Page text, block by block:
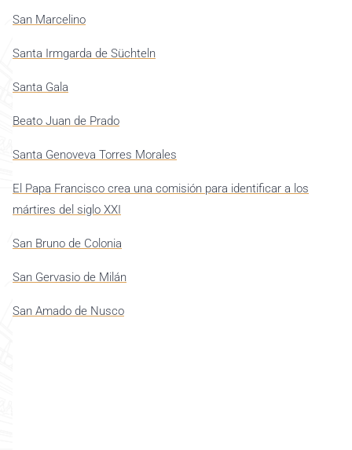
San Marcelino
Santa Irmgarda de Süchteln
Santa Gala
Beato Juan de Prado
Santa Genoveva Torres Morales
El Papa Francisco crea una comisión para identificar a los
mártires del siglo XXI
San Bruno de Colonia
San Gervasio de Milán
San Amado de Nusco